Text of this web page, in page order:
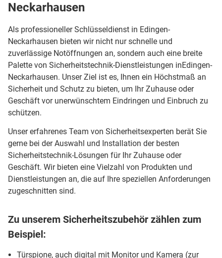
Neckarhausen
Als professioneller Schlüsseldienst in Edingen-
Neckarhausen bieten wir nicht nur schnelle und
zuverlässige Notöffnungen an, sondern auch eine breite
Palette von Sicherheitstechnik-Dienstleistungen inEdingen-
Neckarhausen. Unser Ziel ist es, Ihnen ein Höchstmaß an
Sicherheit und Schutz zu bieten, um Ihr Zuhause oder
Geschäft vor unerwünschtem Eindringen und Einbruch zu
schützen.
Unser erfahrenes Team von Sicherheitsexperten berät Sie
gerne bei der Auswahl und Installation der besten
Sicherheitstechnik-Lösungen für Ihr Zuhause oder
Geschäft. Wir bieten eine Vielzahl von Produkten und
Dienstleistungen an, die auf Ihre speziellen Anforderungen
zugeschnitten sind.
Zu unserem Sicherheitszubehör zählen zum
Beispiel:
Türspione, auch digital mit Monitor und Kamera (zur